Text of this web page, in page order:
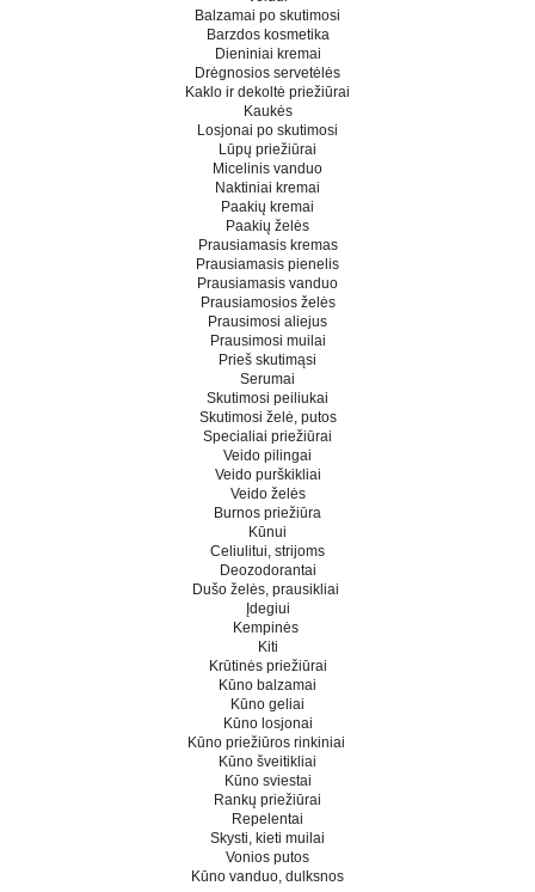
Balzamai po skutimosi
Barzdos kosmetika
Dieniniai kremai
Drėgnosios servetėlės
Kaklo ir dekoltė priežiūrai
Kaukės
Losjonai po skutimosi
Lūpų priežiūrai
Micelinis vanduo
Naktiniai kremai
Paakių kremai
Paakių želės
Prausiamasis kremas
Prausiamasis pienelis
Prausiamasis vanduo
Prausiamosios želės
Prausimosi aliejus
Prausimosi muilai
Prieš skutimąsi
Serumai
Skutimosi peiliukai
Skutimosi želė, putos
Specialiai priežiūrai
Veido pilingai
Veido purškikliai
Veido želės
Burnos priežiūra
Kūnui
Celiulitui, strijoms
Deozodorantai
Dušo želės, prausikliai
Įdegiui
Kempinės
Kiti
Krūtinės priežiūrai
Kūno balzamai
Kūno geliai
Kūno losjonai
Kūno priežiūros rinkiniai
Kūno šveitikliai
Kūno sviestai
Rankų priežiūrai
Repelentai
Skysti, kieti muilai
Vonios putos
Kūno vanduo, dulksnos